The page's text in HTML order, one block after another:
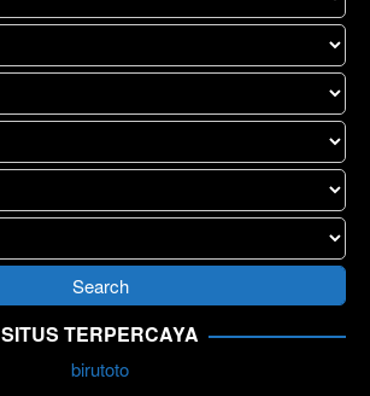
SITUS TERPERCAYA
birutoto